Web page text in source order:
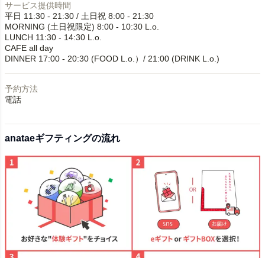
サービス提供時間
平日 11:30 - 21:30 / 土日祝 8:00 - 21:30
MORNING (土日祝限定) 8:00 - 10:30 L.o.
LUNCH 11:30 - 14:30 L.o.
CAFE all day
DINNER 17:00 - 20:30 (FOOD L.o.）/ 21:00 (DRINK L.o.)
予約方法
電話
anataeギフティングの流れ